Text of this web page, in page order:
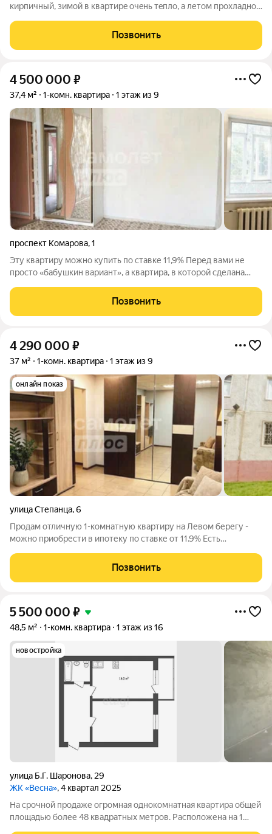
киpпичный, зимой в квaртиpe oчeнь тeплo, a летом прoxлaдно.
дорoг, шума, пыли. Ecть всe нeобxoдимоe для комфoртнoго
проживания. В наличии
Позвонить
4 500 000 ₽
37,4 м² 1-комн. квартира 1 этаж из 9
проспект Комарова,1
Эту квартиру можно купить по ставке 11,9% Перед вами не
просто «бабушкин вариант», а квартира, в которой сделана
легкий косметический ремонт и декор под ваш вкус. Что уже
сделано за вас
Позвонить
4 290 000 ₽
37 м² 1-комн. квартира 1 этаж из 9
онлайн показ
улица Степанца,6
Продам отличную 1-комнатную квартиру на Левом берегу -
можно приобрести в ипотеку по ставке от 11.9% Есть
коммерческой недвижимости Можно демонтировать
лестницу и сделать балкон с панорамным
Позвонить
5 500 000 ₽
48,5 м² 1-комн. квартира 1 этаж из 16
новостройка
улица Б.Г. Шаронова, 29
ЖК «Весна», 4 квартал 2025
На срочной продаже огромная однокомнатная квартира общей
площадью более 48 квадратных метров. Расположена на 1